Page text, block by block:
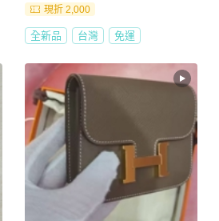
現折 2,000
全新品 台灣 免運